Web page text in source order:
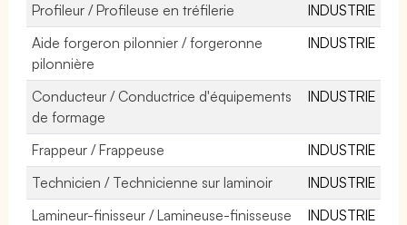
Profileur / Profileuse en tréfilerie
INDUSTRIE
Aide forgeron pilonnier / forgeronne
pilonnière
INDUSTRIE
Conducteur / Conductrice d'équipements
de formage
INDUSTRIE
Frappeur / Frappeuse
INDUSTRIE
Technicien / Technicienne sur laminoir
INDUSTRIE
Lamineur-finisseur / Lamineuse-finisseuse
INDUSTRIE